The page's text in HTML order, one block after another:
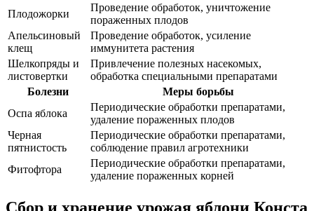
Плодожорки
Проведение обработок, уничтожение
пораженных плодов
Апельсиновый
клещ
Проведение обработок, усиление
иммунитета растения
Шелкопряды и
листовертки
Привлечение полезных насекомых,
обработка специальными препаратами
Болезни
Меры борьбы
Оспа яблока
Периодические обработки препаратами,
удаление пораженных плодов
Черная
пятнистость
Периодические обработки препаратами,
соблюдение правил агротехники
Фитофтора
Периодические обработки препаратами,
удаление пораженных корней